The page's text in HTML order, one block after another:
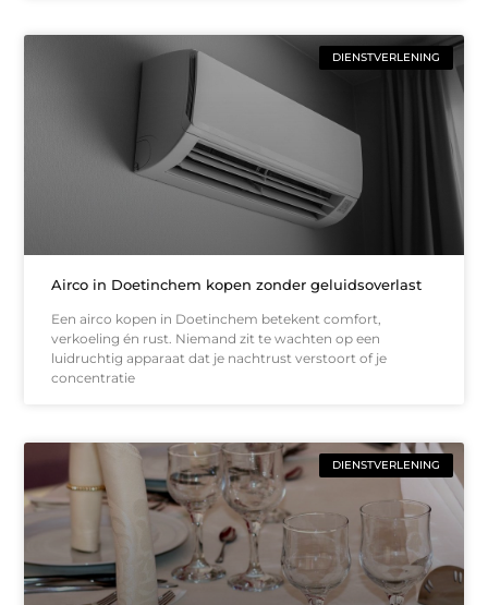
DIENSTVERLENING
Airco in Doetinchem kopen zonder geluidsoverlast
Een airco kopen in Doetinchem betekent comfort,
verkoeling én rust. Niemand zit te wachten op een
luidruchtig apparaat dat je nachtrust verstoort of je
concentratie
DIENSTVERLENING